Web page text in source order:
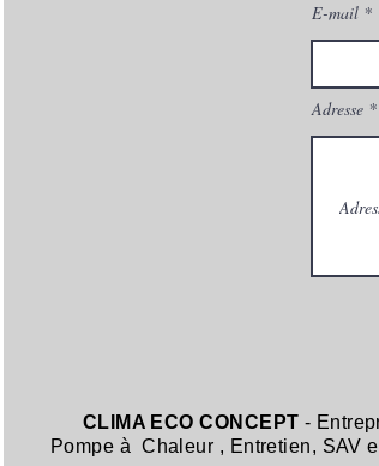
E-mail
Adresse
CLIMA ECO CONCEPT -
Pompe à Chaleur , Entretien, SAV